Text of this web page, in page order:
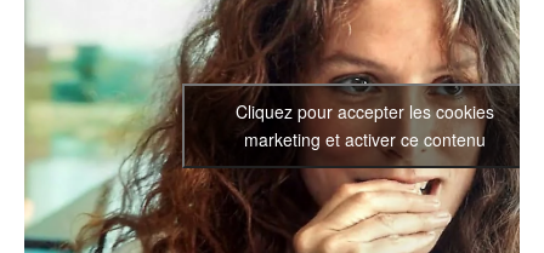
Cliquez pour accepter les cookies
marketing et activer ce contenu